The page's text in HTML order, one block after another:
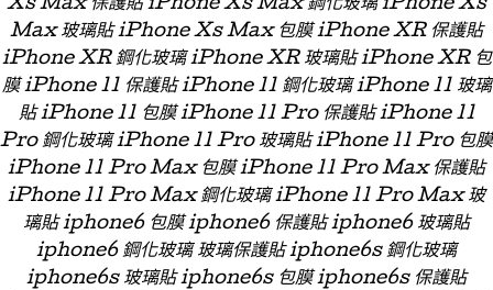
Xs Max 保護貼 iPhone Xs Max 鋼化玻璃 iPhone Xs
Max 玻璃貼 iPhone Xs Max 包膜 iPhone XR 保護貼
iPhone XR 鋼化玻璃 iPhone XR 玻璃貼 iPhone XR 包
膜 iPhone 11 保護貼 iPhone 11 鋼化玻璃 iPhone 11 玻璃
貼 iPhone 11 包膜 iPhone 11 Pro 保護貼 iPhone 11
Pro 鋼化玻璃 iPhone 11 Pro 玻璃貼 iPhone 11 Pro 包膜
iPhone 11 Pro Max 包膜 iPhone 11 Pro Max 保護貼
iPhone 11 Pro Max 鋼化玻璃 iPhone 11 Pro Max 玻
璃貼 iphone6 包膜 iphone6 保護貼 iphone6 玻璃貼
iphone6 鋼化玻璃 玻璃保護貼 iphone6s 鋼化玻璃
iphone6s 玻璃貼 iphone6s 包膜 iphone6s 保護貼